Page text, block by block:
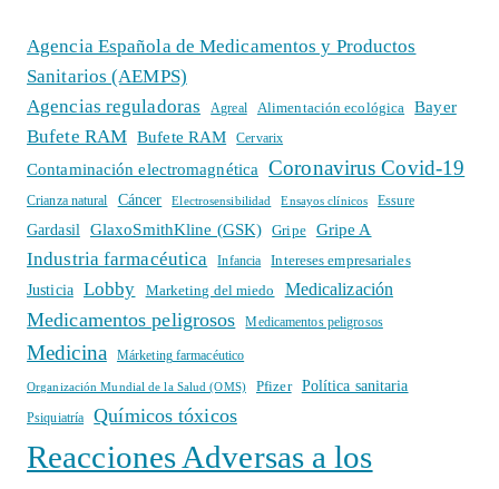
Agencia Española de Medicamentos y Productos
Sanitarios (AEMPS)
Agencias reguladoras
Agreal Alimentación ecológica Bayer
Bufete RAM Bufete RAM Cervarix
Contaminación electromagnética Coronavirus Covid-19
Crianza natural Cáncer Electrosensibilidad Ensayos clínicos Essure
Gardasil GlaxoSmithKline (GSK) Gripe Gripe A
Industria farmacéutica Infancia
Intereses empresariales
Justicia
Lobby Marketing del miedo Medicalización
Medicamentos peligrosos Medicamentos peligrosos
Medicina Márketing farmacéutico
Organización Mundial de la Salud (OMS) Pfizer Política sanitaria
Psiquiatría Químicos tóxicos
Reacciones Adversas a los